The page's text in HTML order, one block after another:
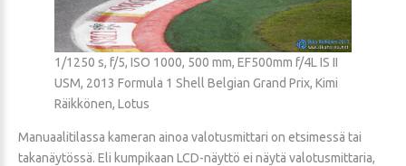
1/1250 s, f/5, ISO 1000, 500 mm, EF500mm f/4L IS II
USM, 2013 Formula 1 Shell Belgian Grand Prix, Kimi
Räikkönen, Lotus
Manuaalitilassa kameran ainoa valotusmittari on etsimessä tai
takanäytössä. Eli kumpikaan LCD-näyttö ei näytä valotusmittaria,